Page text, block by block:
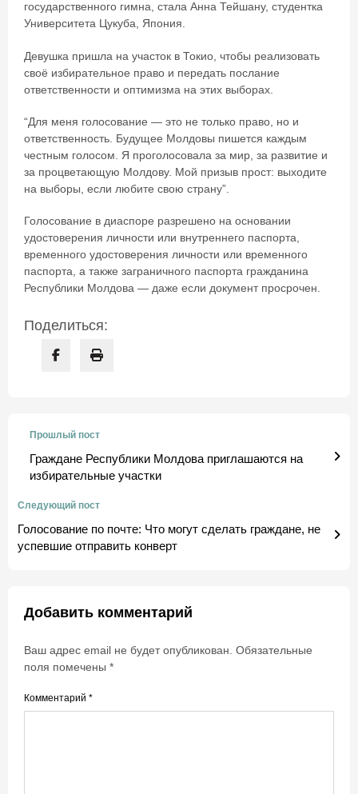
государственного гимна, стала Анна Тейшану, студентка
Университета Цукуба, Япония.
Девушка пришла на участок в Токио, чтобы реализовать
своё избирательное право и передать послание
ответственности и оптимизма на этих выборах.
“Для меня голосование — это не только право, но и
ответственность. Будущее Молдовы пишется каждым
честным голосом. Я проголосовала за мир, за развитие и
за процветающую Молдову. Мой призыв прост: выходите
на выборы, если любите свою страну”.
Голосование в диаспоре разрешено на основании
удостоверения личности или внутреннего паспорта,
временного удостоверения личности или временного
паспорта, а также заграничного паспорта гражданина
Республики Молдова — даже если документ просрочен.
Поделиться:
Прошлый пост
Граждане Республики Молдова приглашаются на
избирательные участки
Следующий пост
Голосование по почте: Что могут сделать граждане, не
успевшие отправить конверт
Добавить комментарий
Ваш адрес email не будет опубликован. Обязательные
поля помечены *
Комментарий *